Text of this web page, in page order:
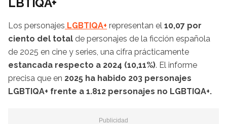
Los personajes LGBTIQA+ representan el 10,07 por
ciento del total de personajes de la ficción española
de 2025 en cine y series, una cifra prácticamente
estancada respecto a 2024 (10,11%). El informe
precisa que en 2025 ha habido 203 personajes
LGBTIQA+ frente a 1.812 personajes no LGBTIQA+.